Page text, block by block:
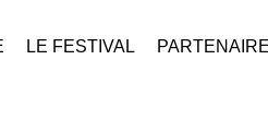
LE FESTIVAL